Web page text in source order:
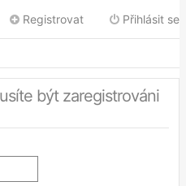
Přihlásit se
Registrovat
být zaregistrováni